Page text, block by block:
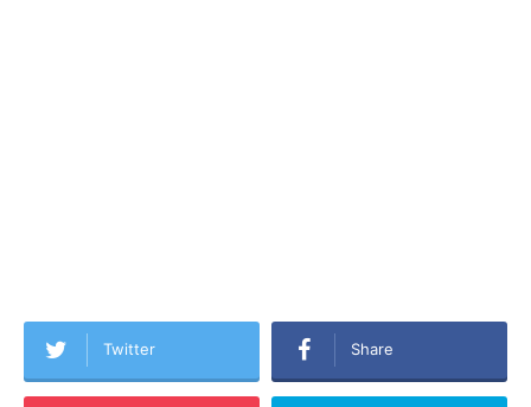
Twitter Share